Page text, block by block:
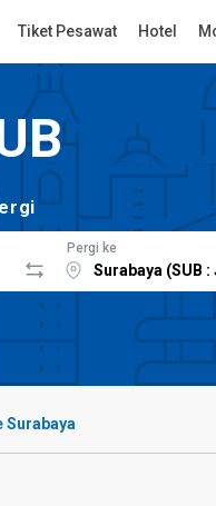
Tiket Pesawat Hotel
Pergi ke
Surabaya